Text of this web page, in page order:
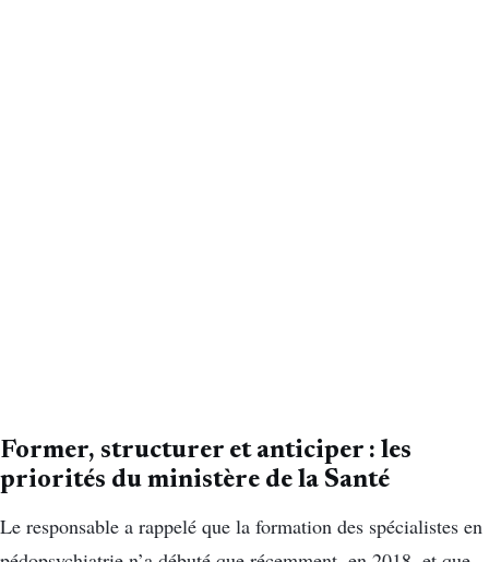
Former, structurer et anticiper : les
priorités du ministère de la Santé
Le responsable a rappelé que la formation des spécialistes en